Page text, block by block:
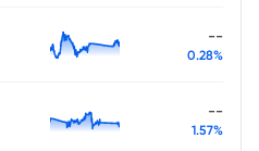
--
0.28%
--
1.57%